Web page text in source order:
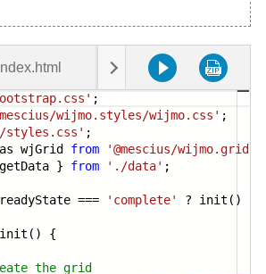
data.js styles.css
;
wijmo.styles/wijmo.css' ;
;
wjGrid from '@mescius/wijmo.grid'
} from './data' ;
===
'complete'
? init() :
init() {
the grid